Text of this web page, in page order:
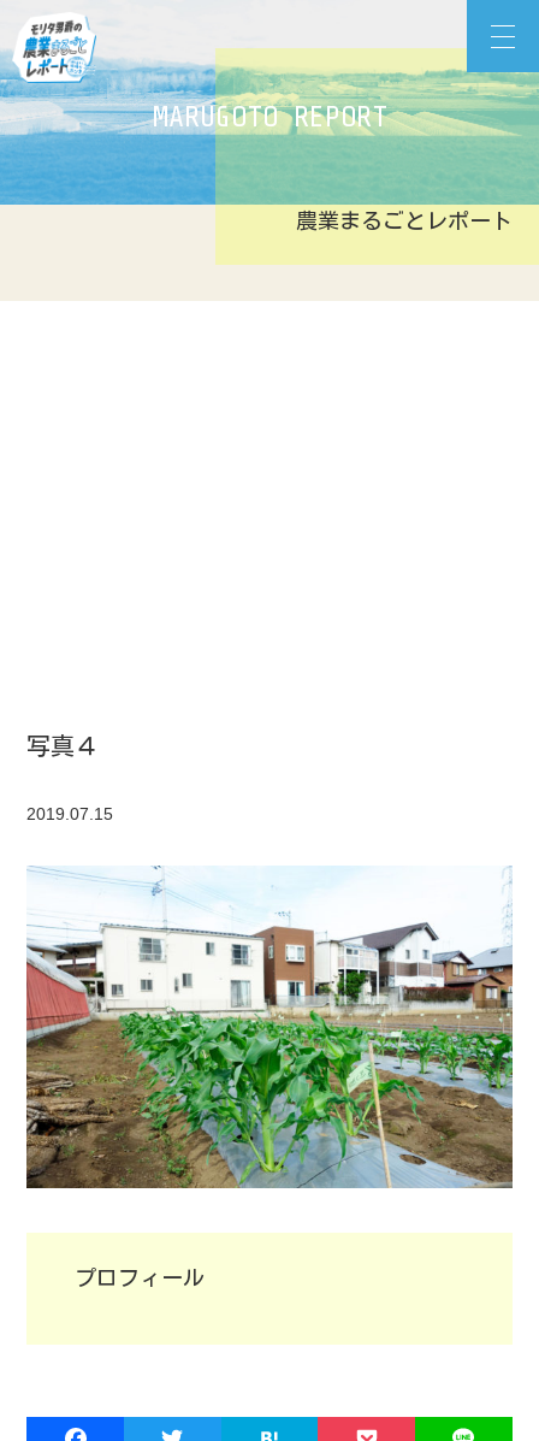
content
モリタ男爵の農業まるごとレポート
MARUGOTO REPORT
農業まるごとレポート
写真４
2019.07.15
プロフィール